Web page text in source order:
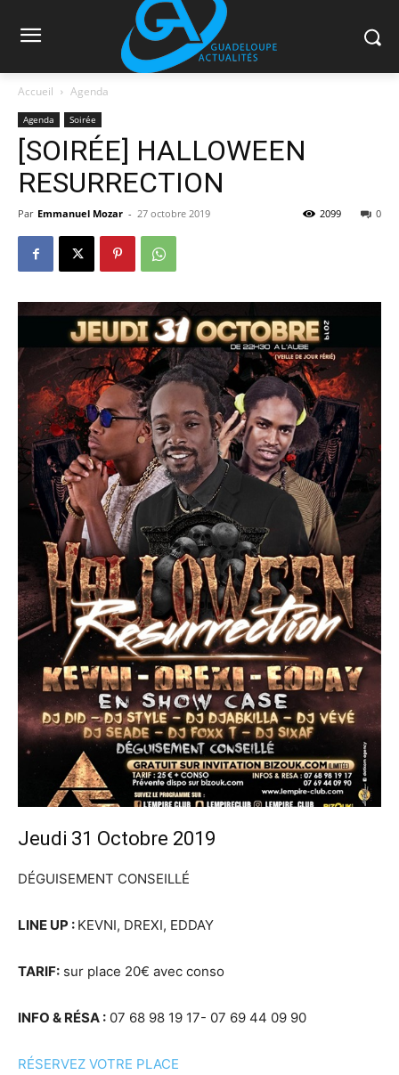
Accueil Agenda
Agenda Soirée
[SOIRÉE] HALLOWEEN
RESURRECTION
Par Emmanuel Mozar - 27 octobre 2019 0
2099
Jeudi 31 Octobre 2019
DÉGUISEMENT CONSEILLÉ
LINE UP : KEVNI, DREXI, EDDAY
TARIF: sur place 20€ avec conso
INFO & RÉSA : 07 68 98 19 17- 07 69 44 09 90
RÉSERVEZ VOTRE PLACE